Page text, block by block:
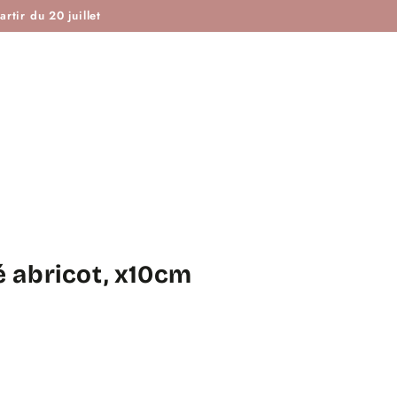
du 20 juillet
abricot, x10cm